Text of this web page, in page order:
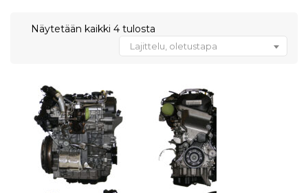
Näytetään kaikki 4 tulosta
Lajittelu, oletustapa